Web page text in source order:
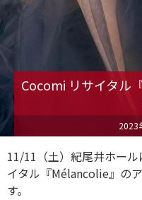
Cocomi リサイタル
2023
11/11（土）紀尾井ホー
イタル『Mélancolie』の
す。